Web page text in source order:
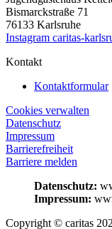
Bismarckstraße 71
76133 Karlsruhe
Instagram caritas-
Kontakt
Kontaktformular
Cookies verwalten
Datenschutz
Impressum
Barrierefreiheit
Barriere melden
Datenschutz:
Impressum:
Copyright © caritas